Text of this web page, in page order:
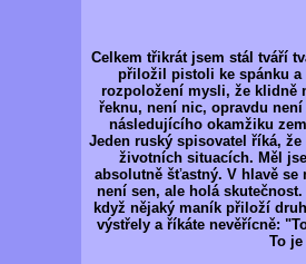
Celkem třikrát jsem stál tváří
přiložil pistoli ke spánku
rozpoložení mysli, že klidně
řeknu, není nic, opravdu
následujícího okamžiku
Jeden ruský spisovatel říká,
životních situacích. Měl
absolutně šťastný. V hlavě se
není sen, ale holá
když nějaký maník přiloží
výstřely a říkáte nevěřícně:
To